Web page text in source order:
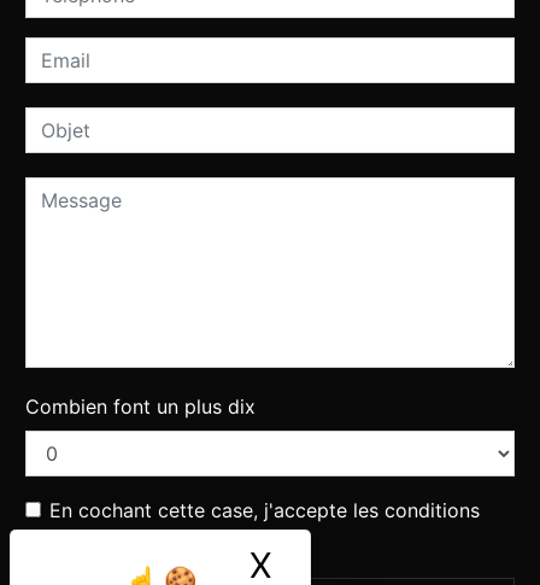
X
Combien font un plus dix
En cochant cette case, j'accepte les conditions